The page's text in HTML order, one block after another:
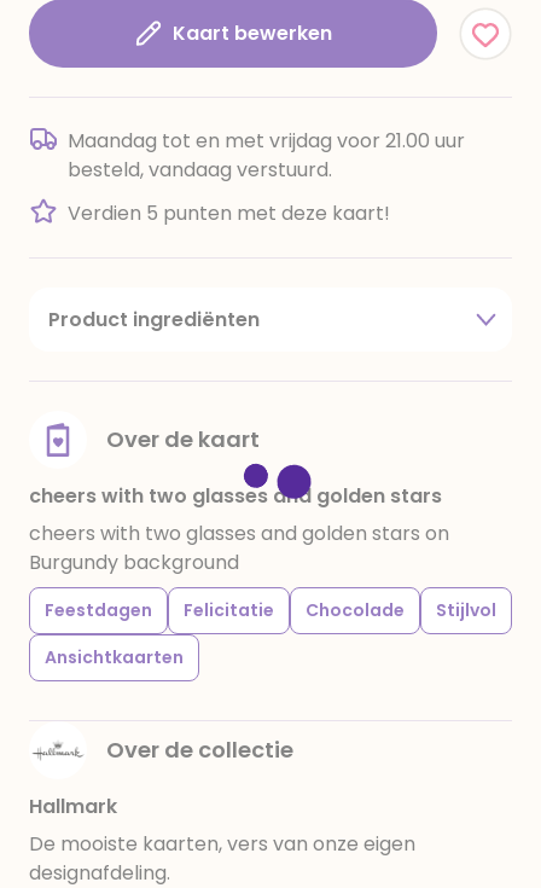
Kaart bewerken
Maandag tot en met vrijdag voor 21.00 uur
besteld, vandaag verstuurd.
Verdien 5 punten met deze kaart!
Product ingrediënten
amandelen,cacaomassa, emulgator (sojalecithine),
voedingszuur: citroenzuur E 330, verdikkingsmiddel
E415, water, bevochtigingsmiddel E422, emulgator:
E433, kleurstoffen: E102, E110, E122: kan de activiteit en
concentratie van kinderen negatief beïnvloeden,
E133, E151. Chocolade bevat ten minste 34%
cacaobestanddelen. Kan sporen van gluten
bevatten. Koel en droog bewaren.
Over de kaart
cheers with two glasses and golden stars
cheers with two glasses and golden stars on
Burgundy background
Feestdagen Felicitatie Chocolade
Stijlvol
Ansichtkaarten
Over de collectie
Hallmark
De mooiste kaarten, vers van onze eigen
designafdeling.